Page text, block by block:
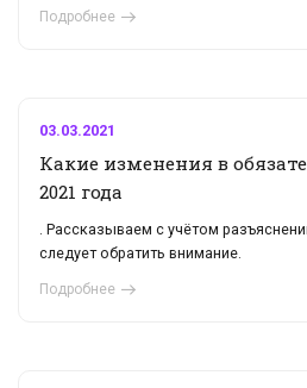
Подробнее
03.03.2021
Какие изменения в
2021 года
. Рассказываем с учётом
следует обратить внимание.
Подробнее